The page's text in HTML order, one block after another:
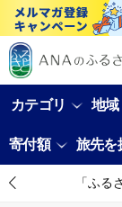
カテゴリ 地域
寄付額 旅先を
「ふる